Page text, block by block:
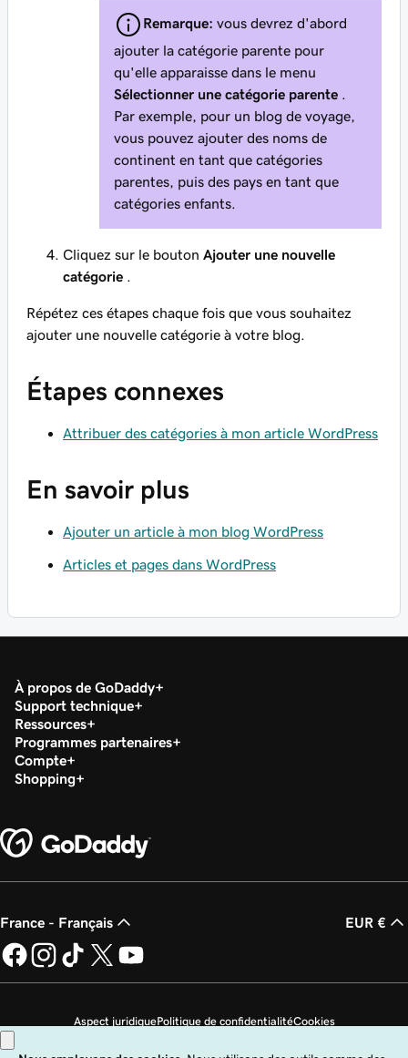
Remarque: vous devrez d'abord
ajouter la catégorie parente pour
qu'elle apparaisse dans le menu
Sélectionner une catégorie parente
Par exemple, pour un blog de voyage,
vous pouvez ajouter des noms de
continent en tant que catégories
parentes, puis des pays en tant que
catégories enfants.
Cliquez sur le bouton Ajouter une nouvelle
catégorie
Répétez ces étapes chaque fois que vous souhaitez
ajouter une nouvelle catégorie à votre blog.
Étapes connexes
Attribuer des catégories à mon article WordPress
En savoir plus
Ajouter un article à mon blog WordPress
Articles et pages dans WordPress
À propos de GoDaddy
Support technique
Ressources
Programmes partenaires
Compte
Shopping
France - Français EUR €
Aspect juridiquePolitique de confidentialitéCookies